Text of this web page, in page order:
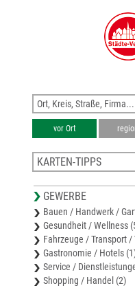
vor Ort
KARTEN-TIPPS
Karte Rotenburg (Wümme)
Samtgemeinde Sittensen
Stadtplan Scheeßel
Stadtplan Ottersberg
GEWERBE
Bauen / Handwerk /
Gesundheit / Wellness
Fahrzeuge / Transport /
Gastronomie / Hotels
Service /
Shopping / Handel (2)